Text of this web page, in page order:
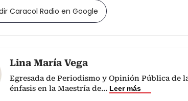
Caracol Radio en Google
Lina María Vega
Egresada de Periodismo y Opinión Pública de
énfasis en la Maestría de... Leer más